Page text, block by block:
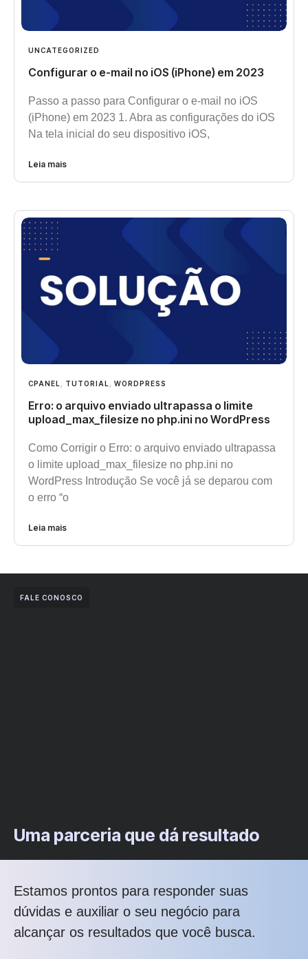
UNCATEGORIZED
Configurar o e-mail no iOS (iPhone) em 2023
Passo a passo para Configurar o e-mail no iOS
(iPhone) em 2023 1. Abra as configurações do iOS
Na tela inicial do seu dispositivo iOS,
Leia mais
CPANEL TUTORIAL WORDPRESS
Erro: o arquivo enviado ultrapassa o limite
upload_max_filesize no php.ini no WordPress
Como Corrigir o Erro: o arquivo enviado ultrapassa
o limite upload_max_filesize no php.ini no
WordPress Introdução Se você já se deparou com
o erro “o
Leia mais
FALE CONOSCO
Uma parceria que dá resultado
Estamos prontos para responder suas
dúvidas e auxiliar o seu negócio para
alcançar os resultados que você busca.